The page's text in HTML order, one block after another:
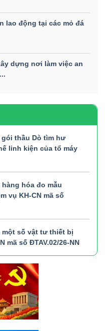
lao động tại các mỏ đá
dựng nơi làm việc an
thầu Dò tìm hư
linh kiện của tổ máy
hóa đo mẫu
vụ KH-CN mã số
một số vật tư thiết bị
mã số ĐTAV.02/26-NN